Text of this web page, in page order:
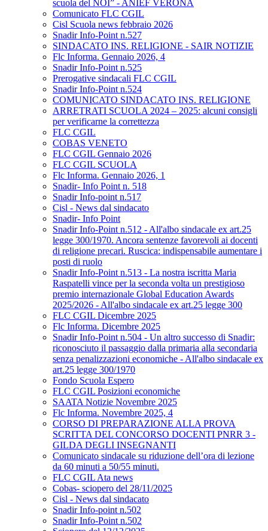
scuola del NOI” - ANIEF VERONA
Comunicato FLC CGIL
Cisl Scuola news febbraio 2026
Snadir Info-Point n.527
SINDACATO INS. RELIGIONE - SAIR NOTIZIE
Flc Informa. Gennaio 2026, 4
Snadir Info-Point n.525
Prerogative sindacali FLC CGIL
Snadir Info-Point n.524
COMUNICATO SINDACATO INS. RELIGIONE
ARRETRATI SCUOLA 2024 – 2025: alcuni consigli
per verificarne la correttezza
FLC CGIL
COBAS VENETO
FLC CGIL Gennaio 2026
FLC CGIL SCUOLA
Flc Informa. Gennaio 2026, 1
Snadir- Info Point n. 518
Snadir Info-point n.517
Cisl - News dal sindacato
Snadir- Info Point
Snadir Info-Point n.512 - All'albo sindacale ex art.25
legge 300/1970. Ancora sentenze favorevoli ai docenti
di religione precari. Ruscica: indispensabile aumentare i
posti di ruolo
Snadir Info-Point n.513 - La nostra iscritta Maria
Raspatelli vince per la seconda volta un prestigioso
premio internazionale Global Education Awards
2025/2026 - All'albo sindacale ex art.25 legge 300
FLC CGIL Dicembre 2025
Flc Informa. Dicembre 2025
Snadir Info-Point n.504 - Un altro successo di Snadir:
riconosciuto il passaggio dalla primaria alla secondaria
senza penalizzazioni economiche - All'albo sindacale ex
art.25 legge 300/1970
Fondo Scuola Espero
FLC CGIL Posizioni economiche
SAATA Notizie Novembre 2025
Flc Informa. Novembre 2025, 4
CORSO DI PREPARAZIONE ALLA PROVA
SCRITTA DEL CONCORSO DOCENTI PNRR 3 -
GILDA DEGLI INSEGNANTI
Comunicato sindacale su riduzione dell’ora di lezione
da 60 minuti a 50/55 minuti.
FLC CGIL Ata news
Cobas- sciopero del 28/11/2025
Cisl - News dal sindacato
Snadir Info-point n.502
Snadir Info-Point n.502